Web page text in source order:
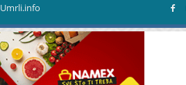
Umrli.info